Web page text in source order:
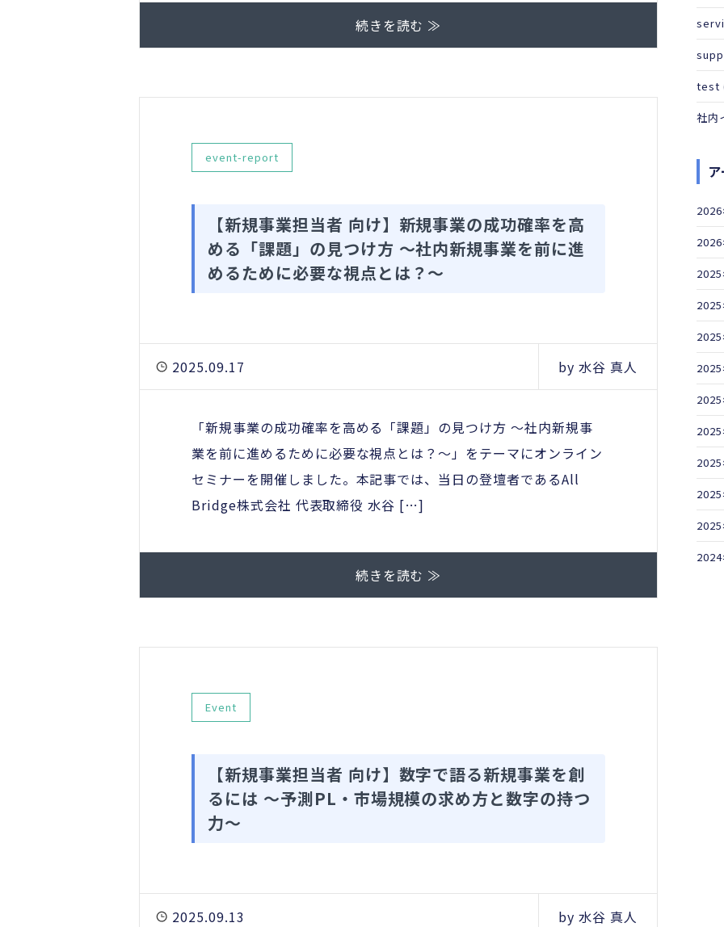
続きを読む ≫
event-report
【新規事業担当者 向け】新規事業の成功確率を高
める「課題」の見つけ方 ～社内新規事業を前に進
めるために必要な視点とは？～
2025.09.17 by 水谷 真人
「新規事業の成功確率を高める「課題」の見つけ方 ～社内新規事
業を前に進めるために必要な視点とは？～」をテーマにオンライン
セミナーを開催しました。本記事では、当日の登壇者であるAll
Bridge株式会社 代表取締役 水谷 […]
続きを読む ≫
Event
【新規事業担当者 向け】数字で語る新規事業を創
るには ～予測PL・市場規模の求め方と数字の持つ
力～
2025.09.13 by 水谷 真人
test
社内